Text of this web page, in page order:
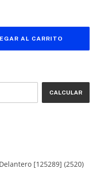
CALCULAR
[125289] (2520)